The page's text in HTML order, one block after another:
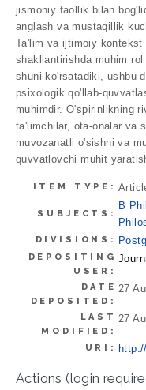
jismoniy faollik bilan
anglash va mustaqillik
Ta'lim va ijtimoiy kontekst
shakllantirishda muhim
shuni ko'rsatadiki, ushbu
psixologik qo'llab-
muhimdir. O'spirinlikning
ta'limchilar, ota-onalar va
muvozanatli o'sishni va
quvvatlovchi muhit
ITEM TYPE:
SUBJECTS:
B
DIVISIONS:
DEPOSITING
USER:
DATE
DEPOSITED:
27
LAST
MODIFIED:
27
URI:
Actions (login